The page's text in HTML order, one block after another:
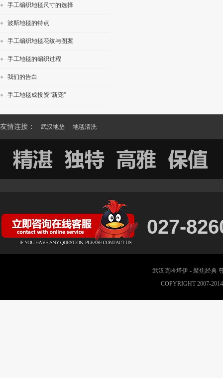
手工编织地毯尺寸的选择
波斯地毯的特点
手工编织地毯花纹与图案
手工地毯的编织过程
我们的告白
手工地毯成投资“新宠”
友情连接： 武汉地垫 地毯清洗
027-
武汉克哈塔伊 - 聚焦经典
COPYRIGHT 2007-